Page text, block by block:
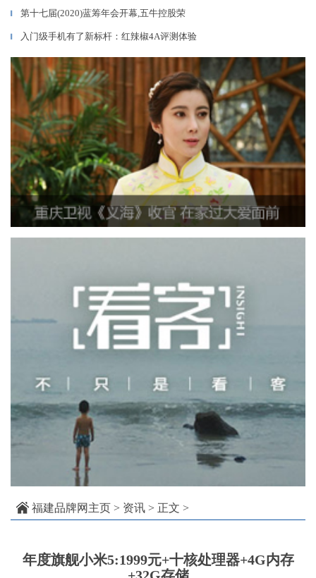
▎ 第十七届(2020)蓝筹年会开幕,五牛控股荣
▎ 入门级手机有了新标杆：红辣椒4A评测体验
福建品牌网主页 > 资讯 > 正文 >
年度旗舰小米5:1999元+十核处理器+4G内存